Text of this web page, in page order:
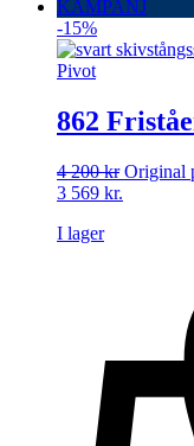
KAMPANJ
-15%
Pivot
862
4 200kr Original
3 569 kr.
I lager